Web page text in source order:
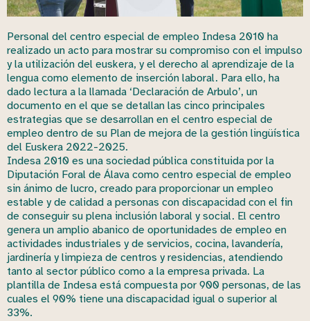
Personal del centro especial de empleo Indesa 2010 ha
realizado un acto para mostrar su compromiso con el impulso
y la utilización del euskera, y el derecho al aprendizaje de la
lengua como elemento de inserción laboral. Para ello, ha
dado lectura a la llamada ‘Declaración de Arbulo’, un
documento en el que se detallan las cinco principales
estrategias que se desarrollan en el centro especial de
empleo dentro de su Plan de mejora de la gestión lingüística
del Euskera 2022-2025.
Indesa 2010 es una sociedad pública constituida por la
Diputación Foral de Álava como centro especial de empleo
sin ánimo de lucro, creado para proporcionar un empleo
estable y de calidad a personas con discapacidad con el fin
de conseguir su plena inclusión laboral y social. El centro
genera un amplio abanico de oportunidades de empleo en
actividades industriales y de servicios, cocina, lavandería,
jardinería y limpieza de centros y residencias, atendiendo
tanto al sector público como a la empresa privada. La
plantilla de Indesa está compuesta por 900 personas, de las
cuales el 90% tiene una discapacidad igual o superior al
33%.